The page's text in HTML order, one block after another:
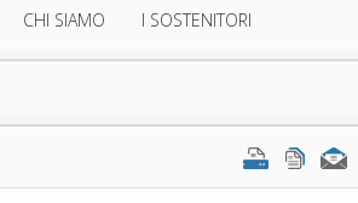
CHI SIAMO I SOSTENITORI